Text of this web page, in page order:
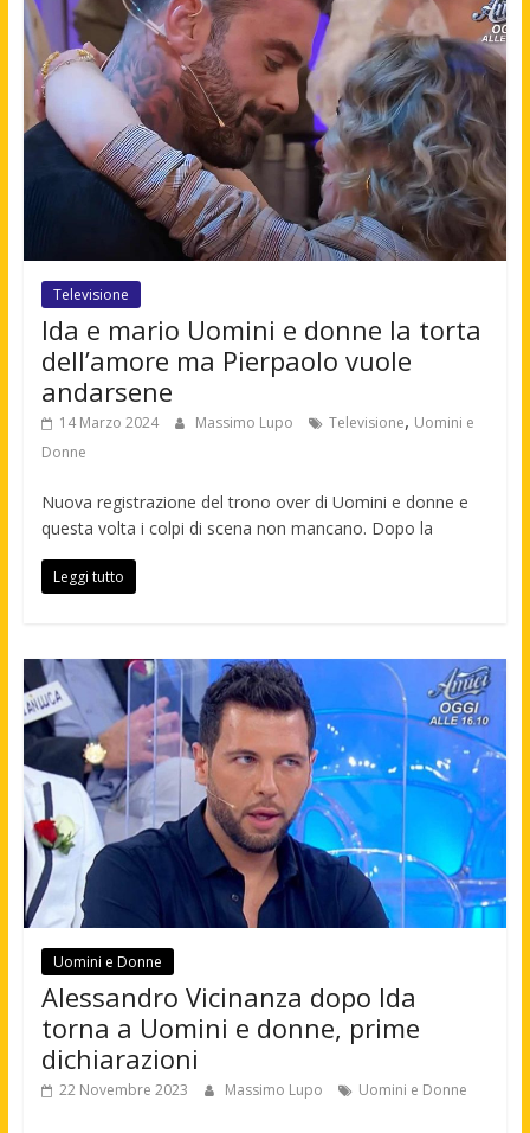
Televisione
Ida e mario Uomini e donne la torta
dell’amore ma Pierpaolo vuole
andarsene
14 Marzo 2024 Massimo Lupo Televisione, Uomini e
Donne
Nuova registrazione del trono over di Uomini e donne e
questa volta i colpi di scena non mancano. Dopo la
Leggi tutto
Uomini e Donne
Alessandro Vicinanza dopo Ida
torna a Uomini e donne, prime
dichiarazioni
22 Novembre 2023 Massimo Lupo Uomini e Donne